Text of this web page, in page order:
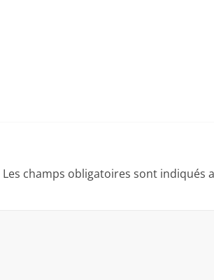
Les champs obligatoires sont indiqués